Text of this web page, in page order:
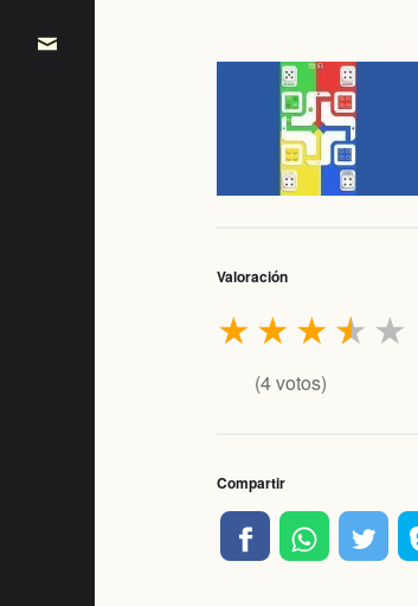
Valoración
★
★
★
★
★
(4votos)
Compartir